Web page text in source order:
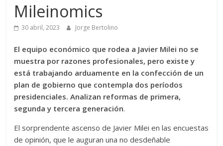
Mileinomics
30 abril, 2023 Jorge Bertolino
El equipo económico que rodea a Javier Milei no se
muestra por razones profesionales, pero existe y
está trabajando arduamente en la confección de un
plan de gobierno que contempla dos períodos
presidenciales. Analizan reformas de primera,
segunda y tercera generación.
El sorprendente ascenso de Javier Milei en las encuestas
de opinión, que le auguran una no desdeñable